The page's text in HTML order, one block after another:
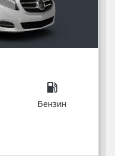
local_gas_station
Бензин